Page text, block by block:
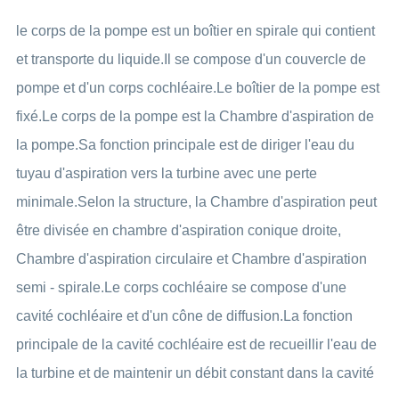
le corps de la pompe est un boîtier en spirale qui contient
et transporte du liquide.Il se compose d'un couvercle de
pompe et d'un corps cochléaire.Le boîtier de la pompe est
fixé.Le corps de la pompe est la Chambre d'aspiration de
la pompe.Sa fonction principale est de diriger l'eau du
tuyau d'aspiration vers la turbine avec une perte
minimale.Selon la structure, la Chambre d'aspiration peut
être divisée en chambre d'aspiration conique droite,
Chambre d'aspiration circulaire et Chambre d'aspiration
semi - spirale.Le corps cochléaire se compose d'une
cavité cochléaire et d'un cône de diffusion.La fonction
principale de la cavité cochléaire est de recueillir l'eau de
la turbine et de maintenir un débit constant dans la cavité